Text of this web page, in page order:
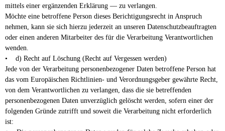
mittels einer ergänzenden Erklärung — zu verlangen.
Möchte eine betroffene Person dieses Berichtigungsrecht in Anspruch
nehmen, kann sie sich hierzu jederzeit an unseren Datenschutzbeauftragten
oder einen anderen Mitarbeiter des für die Verarbeitung Verantwortlichen
wenden.
• d) Recht auf Löschung (Recht auf Vergessen werden)
Jede von der Verarbeitung personenbezogener Daten betroffene Person hat
das vom Europäischen Richtlinien- und Verordnungsgeber gewährte Recht,
von dem Verantwortlichen zu verlangen, dass die sie betreffenden
personenbezogenen Daten unverzüglich gelöscht werden, sofern einer der
folgenden Gründe zutrifft und soweit die Verarbeitung nicht erforderlich
ist: